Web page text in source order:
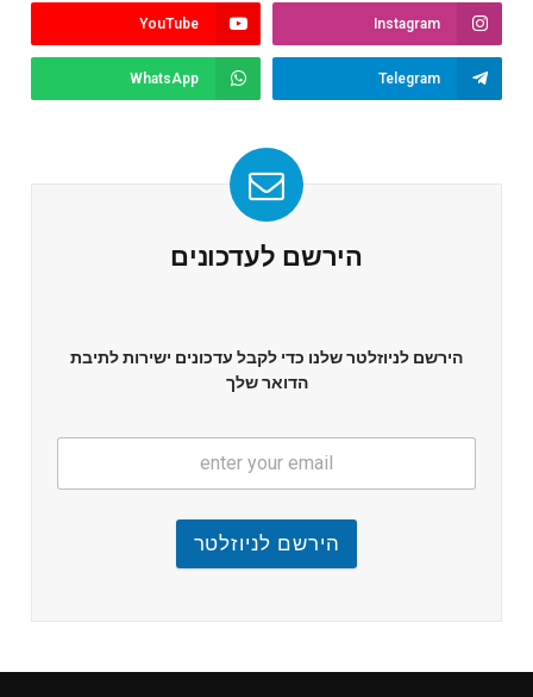
Instagram
YouTube
Telegram
WhatsApp
הירשם לעדכונים
הירשם לניוזלטר שלנו כדי לקבל עדכונים ישירות לתיבת
הדואר שלך
הירשם לניוזלטר